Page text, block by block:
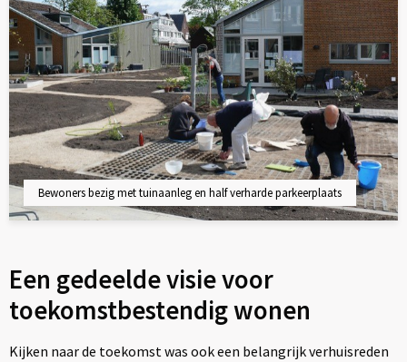
Bewoners bezig met tuinaanleg en half verharde parkeerplaats
Een gedeelde visie voor
toekomstbestendig wonen
Kijken naar de toekomst was ook een belangrijk verhuisreden